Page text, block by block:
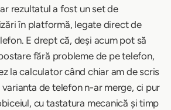
rezultatul a fost un set de
în platformă, legate direct de
E drept că, deși acum pot să
fără probleme de pe telefon,
la calculator când chiar am de scris
de telefon n-ar merge, ci pur
cu tastatura mecanică și timp